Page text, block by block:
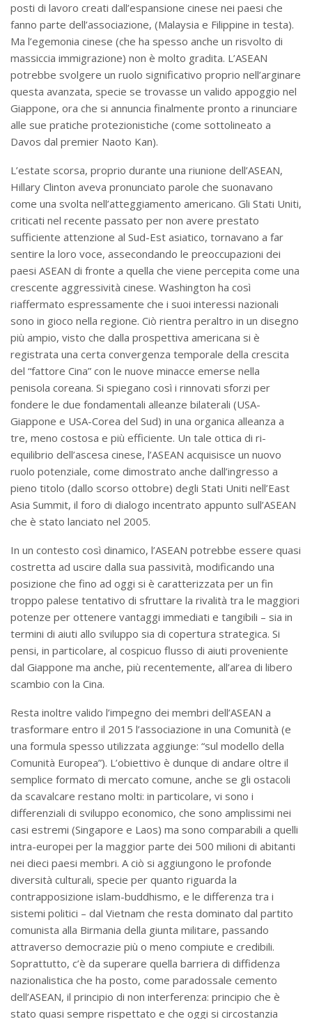
posti di lavoro creati dall’espansione cinese nei paesi che
fanno parte dell’associazione, (Malaysia e Filippine in testa).
Ma l’egemonia cinese (che ha spesso anche un risvolto di
massiccia immigrazione) non è molto gradita. L’ASEAN
potrebbe svolgere un ruolo significativo proprio nell’arginare
questa avanzata, specie se trovasse un valido appoggio nel
Giappone, ora che si annuncia finalmente pronto a rinunciare
alle sue pratiche protezionistiche (come sottolineato a
Davos dal premier Naoto Kan).
L’estate scorsa, proprio durante una riunione dell’ASEAN,
Hillary Clinton aveva pronunciato parole che suonavano
come una svolta nell’atteggiamento americano. Gli Stati Uniti,
criticati nel recente passato per non avere prestato
sufficiente attenzione al Sud-Est asiatico, tornavano a far
sentire la loro voce, assecondando le preoccupazioni dei
paesi ASEAN di fronte a quella che viene percepita come una
crescente aggressività cinese. Washington ha così
riaffermato espressamente che i suoi interessi nazionali
sono in gioco nella regione. Ciò rientra peraltro in un disegno
più ampio, visto che dalla prospettiva americana si è
registrata una certa convergenza temporale della crescita
del “fattore Cina” con le nuove minacce emerse nella
penisola coreana. Si spiegano così i rinnovati sforzi per
fondere le due fondamentali alleanze bilaterali (USA-
Giappone e USA-Corea del Sud) in una organica alleanza a
tre, meno costosa e più efficiente. Un tale ottica di ri-
equilibrio dell’ascesa cinese, l’ASEAN acquisisce un nuovo
ruolo potenziale, come dimostrato anche dall’ingresso a
pieno titolo (dallo scorso ottobre) degli Stati Uniti nell’East
Asia Summit, il foro di dialogo incentrato appunto sull’ASEAN
che è stato lanciato nel 2005.
In un contesto così dinamico, l’ASEAN potrebbe essere quasi
costretta ad uscire dalla sua passività, modificando una
posizione che fino ad oggi si è caratterizzata per un fin
troppo palese tentativo di sfruttare la rivalità tra le maggiori
potenze per ottenere vantaggi immediati e tangibili – sia in
termini di aiuti allo sviluppo sia di copertura strategica. Si
pensi, in particolare, al cospicuo flusso di aiuti proveniente
dal Giappone ma anche, più recentemente, all’area di libero
scambio con la Cina.
Resta inoltre valido l’impegno dei membri dell’ASEAN a
trasformare entro il 2015 l’associazione in una Comunità (e
una formula spesso utilizzata aggiunge: “sul modello della
Comunità Europea”). L’obiettivo è dunque di andare oltre il
semplice formato di mercato comune, anche se gli ostacoli
da scavalcare restano molti: in particolare, vi sono i
differenziali di sviluppo economico, che sono amplissimi nei
casi estremi (Singapore e Laos) ma sono comparabili a quelli
intra-europei per la maggior parte dei 500 milioni di abitanti
nei dieci paesi membri. A ciò si aggiungono le profonde
diversità culturali, specie per quanto riguarda la
contrapposizione islam-buddhismo, e le differenza tra i
sistemi politici – dal Vietnam che resta dominato dal partito
comunista alla Birmania della giunta militare, passando
attraverso democrazie più o meno compiute e credibili.
Soprattutto, c’è da superare quella barriera di diffidenza
nazionalistica che ha posto, come paradossale cemento
dell’ASEAN, il principio di non interferenza: principio che è
stato quasi sempre rispettato e che oggi si circostanzia